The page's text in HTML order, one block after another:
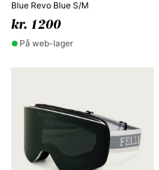
Blue Revo Blue S/M
kr. 1200
På web-lager